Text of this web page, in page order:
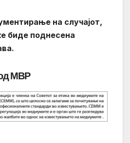
на случајот,
биде поднесена
МВР